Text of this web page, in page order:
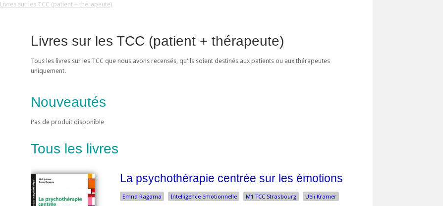
Livres sur les TCC (patient + thérapeute)
Livres sur les TCC (patient + thérapeute)
Tous les livres sur les TCC que nous avons recensés, qu'ils soient destinés aux patients ou aux thérapeutes
uniquement.
Nouveautés
Pas de produit disponible
Tous les livres
La psychothérapie centrée sur les émotions
Emna Ragama Intelligence émotionnelle M1 TCC Strasbourg Ueli Kramer